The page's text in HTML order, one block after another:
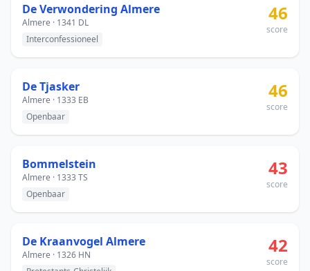
De Verwondering Almere
Almere · 1341 DL
Interconfessioneel
46
score
De Tjasker
Almere · 1333 EB
Openbaar
46
score
Bommelstein
Almere · 1333 TS
Openbaar
43
score
De Kraanvogel Almere
Almere · 1326 HN
42
score